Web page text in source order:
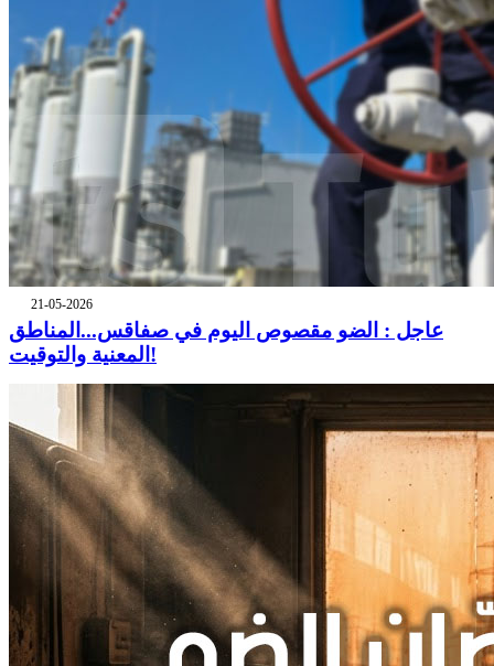
21-05-2026
عاجل : الضو مقصوص اليوم في صفاقس...المناطق
المعنية والتوقيت!